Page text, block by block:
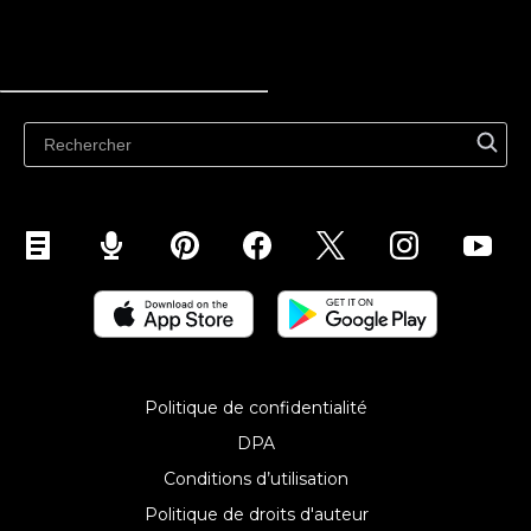
Vendre sur le site Web
Vendre sur TikTok
Vendre sur Facebook
Vendre sur Google
Vendre sur WhatsApp
Vendre sur Snapchat
Vendre sur YouTube
Politique de confidentialité
DPA
Conditions d’utilisation
Politique de droits d'auteur‎